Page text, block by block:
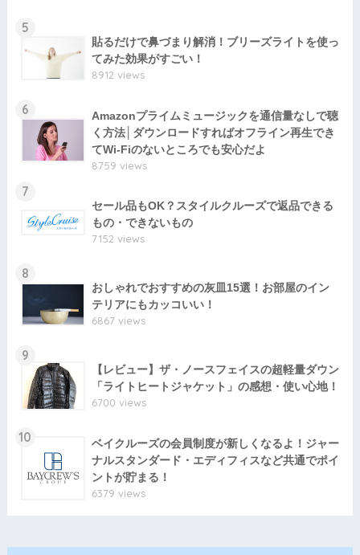
5
貼るだけで鼻づまり解消！ブリーズライトを使っ
てみた効果がすごい！
8912 views
6
Amazonプライムミュージックを通信量なしで聴
く方法│ダウンロードすればオフライン再生でき
てWi-Fiのないところでも安心だよ
8759 views
7
セール品もOK？スタイルクルーズで返品できる
もの・できないもの
7152 views
8
おしゃれでおすすめの灰皿15選！お部屋のイン
テリアにもカッコいい！
6867 views
9
【レビュー】ザ・ノースフェイスの超軽量ダウン
「ライトヒートジャケット」の感想・使い心地！
6700 views
10
ベイクルーズの会員制度が新しくなるよ！ジャー
ナルスタンダード・エディフィスなど共通でポイ
ントが貯まる！
6379 views